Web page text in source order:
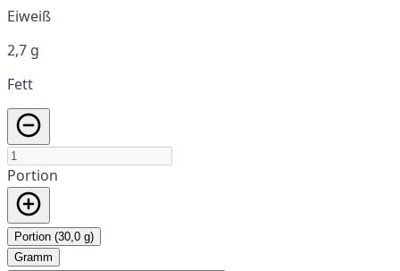
Eiweiß
2,7 g
Fett
Portion
Portion (30,0 g)
Gramm